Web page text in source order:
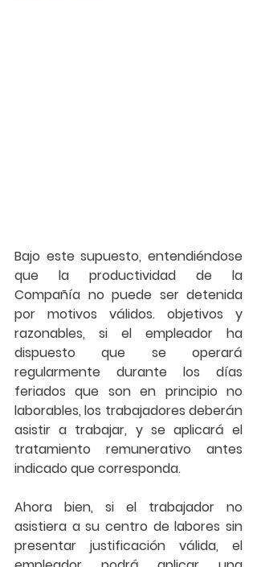
Bajo este supuesto, entendiéndose
que la productividad de la
Compañía no puede ser detenida
por motivos válidos. objetivos y
razonables, si el empleador ha
dispuesto que se operará
regularmente durante los días
feriados que son en principio no
laborables, los trabajadores deberán
asistir a trabajar, y se aplicará el
tratamiento remunerativo antes
indicado que corresponda.
Ahora bien, si el trabajador no
asistiera a su centro de labores sin
presentar justificación válida, el